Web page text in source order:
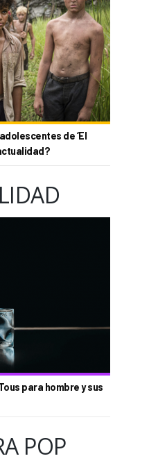
de ‘El
para hombre y sus
POP